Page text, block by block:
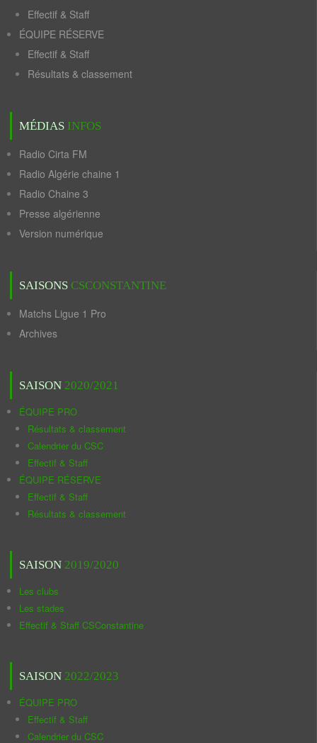
Effectif & Staff
ÉQUIPE RÉSERVE
Effectif & Staff
Résultats & classement
MÉDIAS INFOS
Radio Cirta FM
Radio Algérie chaine 1
Radio Chaine 3
Presse algérienne
Version numérique
SAISONS CSCONSTANTINE
Matchs Ligue 1 Pro
Archives
SAISON 2020/2021
ÉQUIPE PRO
Résultats & classement
Calendrier du CSC
Effectif & Staff
ÉQUIPE RÉSERVE
Effectif & Staff
Résultats & classement
SAISON 2019/2020
Les clubs
Les stades
Effectif & Staff CSConstantine
SAISON 2022/2023
ÉQUIPE PRO
Effectif & Staff
Calendrier du CSC